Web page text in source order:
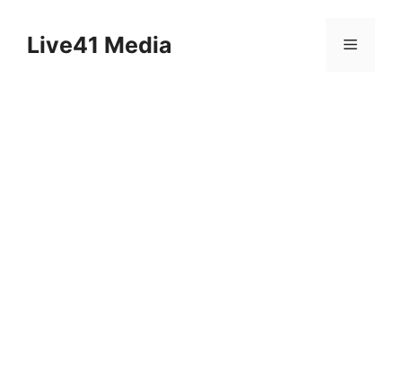
contentLive41 Media Menu